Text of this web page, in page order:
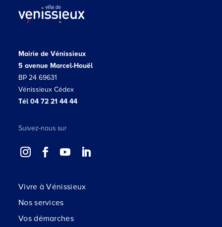
Mairie de Vénissieux
5 avenue Marcel-Houël
BP 24 69631
Vénissieux Cédex
Tél 04 72 21 44 44
Suivez-nous sur
Vivre à Vénissieux
Nos services
Vos démarches